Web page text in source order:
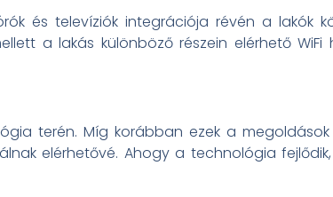
és televíziók integrációja révén a lakók
a lakás különböző részein elérhető WiFi
terén. Míg korábban ezek a
elérhetővé. Ahogy a technológia